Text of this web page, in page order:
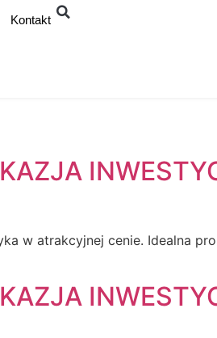
Kontakt
w atrakcyjnej cenie. Idealna